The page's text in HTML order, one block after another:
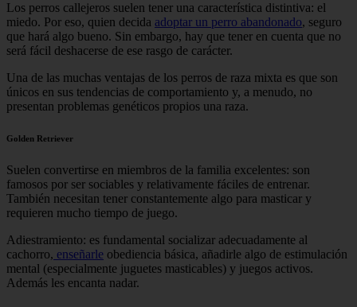
Los perros callejeros suelen tener una característica distintiva: el
miedo. Por eso, quien decida adoptar un perro abandonado, seguro
que hará algo bueno. Sin embargo, hay que tener en cuenta que no
será fácil deshacerse de ese rasgo de carácter.
Una de las muchas ventajas de los perros de raza mixta es que son
únicos en sus tendencias de comportamiento y, a menudo, no
presentan problemas genéticos propios una raza.
Golden Retriever
Suelen convertirse en miembros de la familia excelentes: son
famosos por ser sociables y relativamente fáciles de entrenar.
También necesitan tener constantemente algo para masticar y
requieren mucho tiempo de juego.
Adiestramiento: es fundamental socializar adecuadamente al
cachorro, enseñarle obediencia básica, añadirle algo de estimulación
mental (especialmente juguetes masticables) y juegos activos.
Además les encanta nadar.